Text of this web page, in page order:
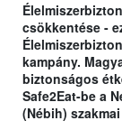
csökkentése -
kampány.
biztonságos
Safe2Eat-be a
(Nébih)